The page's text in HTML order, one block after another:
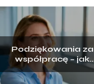
Podziękowania za
współpracę – jak
napisać przy
odejściu z pracy?